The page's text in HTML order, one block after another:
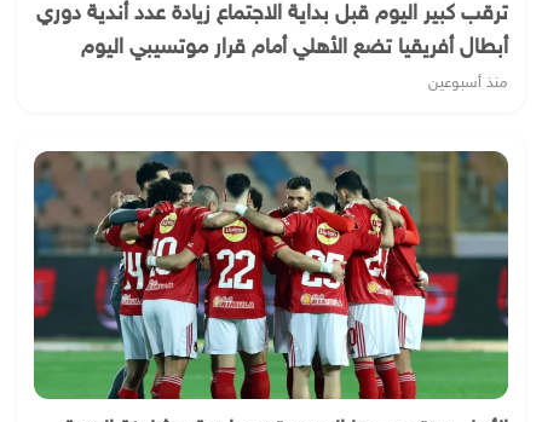
ترقب كبير اليوم قبل بداية الاجتماع زيادة عدد أندية دوري
أبطال أفريقيا تضع الأهلي أمام قرار موتسيبي اليوم
منذ أسبوعين